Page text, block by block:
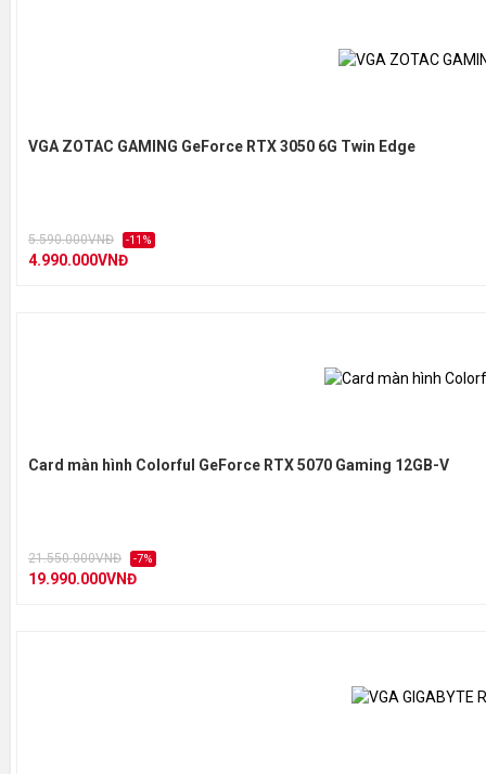
VGA ZOTAC GAMING GeForce RTX 3050 6G Twin Edge
5.590.000VNĐ -11%
4.990.000VNĐ
Card màn hình Colorful GeForce RTX 5070 Gaming 12GB-V
21.550.000VNĐ -7%
19.990.000VNĐ